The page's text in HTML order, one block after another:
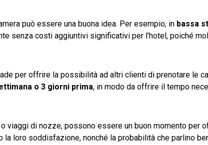
può essere una buona idea. Per esempio, in bassa
senza costi aggiuntivi significativi per l’hotel, poiché
per offrire la possibilità ad altri clienti di prenotare le
o 3 giorni prima, in modo da offrire il tempo
viaggi di nozze, possono essere un buon momento per
loro soddisfazione, nonché la probabilità che parlino